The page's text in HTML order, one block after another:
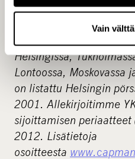
Vain
ostotoiminnan,
raportointi- ja
Helsingissä,
Lontoossa, Moskovassa
on listattu Helsingin
2001. Allekirjoitimme
sijoittamisen periaatteet
2012. Lisätietoja
osoitteesta